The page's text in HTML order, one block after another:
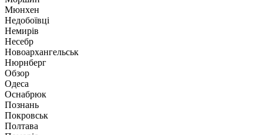
Мюнхен
Недобоївці
Немирів
Несебр
Новоархангельськ
Нюрнберг
Обзор
Одеса
Оснабрюк
Познань
Покровськ
Полтава